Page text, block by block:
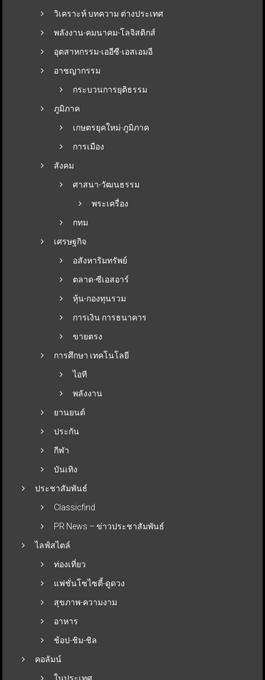
วิเคราะห์ บทความ ต่างประเทศ
พลังงาน-คมนาคม-โลจิสติกส์
อุตสาหกรรม-เออีซี-เอสเอมอี
อาชญากรรม
กระบวนการยุติธรรม
ภูมิภาค
เกษตรยุคใหม่-ภูมิภาค
การเมือง
สังคม
ศาสนา-วัฒนธรรม
พระเครื่อง
กทม
เศรษฐกิจ
อสังหาริมทรัพย์
ตลาด-ซีเอสอาร์
หุ้น-กองทุนรวม
การเงิน การธนาคาร
ขายตรง
การศึกษา เทคโนโลยี
ไอที
พลังงาน
ยานยนต์
ประกัน
กีฬา
บันเทิง
ประชาสัมพันธ์
Classicfind
PR News – ข่าวประชาสัมพันธ์
ไลฟ์สไตล์
ท่องเที่ยว
แฟชั่นโซไซตี้-ดูดวง
สุขภาพ-ความงาม
อาหาร
ช้อป-ชิม-ชิล
คอลัมน์
ในประเทศ